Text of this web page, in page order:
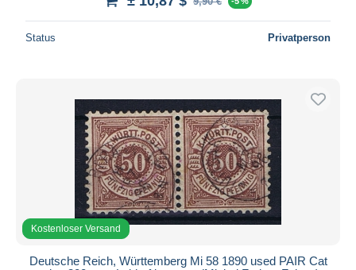
Status Privatperson
Kostenloser Versand
Deutsche Reich, Württemberg Mi 58 1890 used PAIR Cat